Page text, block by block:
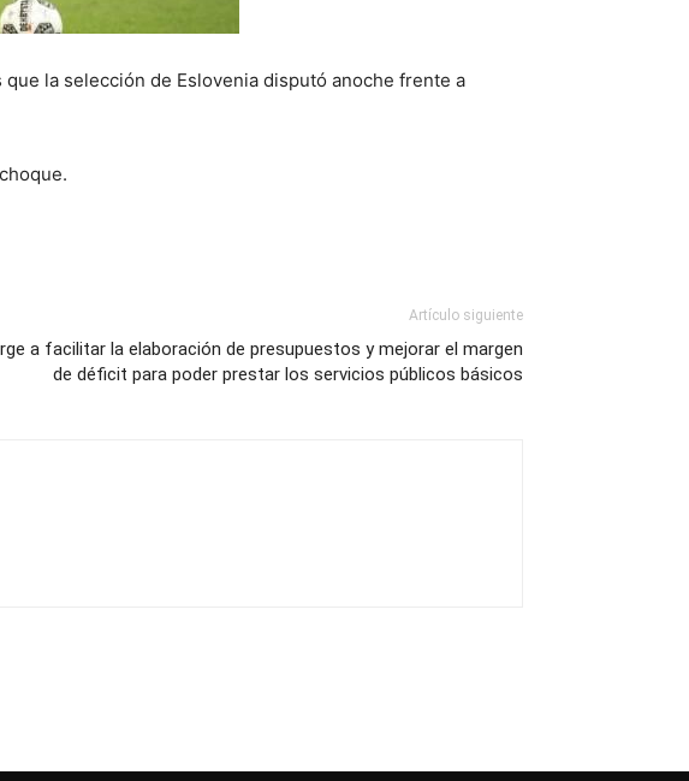
la selección de Eslovenia disputó anoche frente a
Artículo siguiente
a facilitar la elaboración de presupuestos y mejorar el margen
de déficit para poder prestar los servicios públicos básicos